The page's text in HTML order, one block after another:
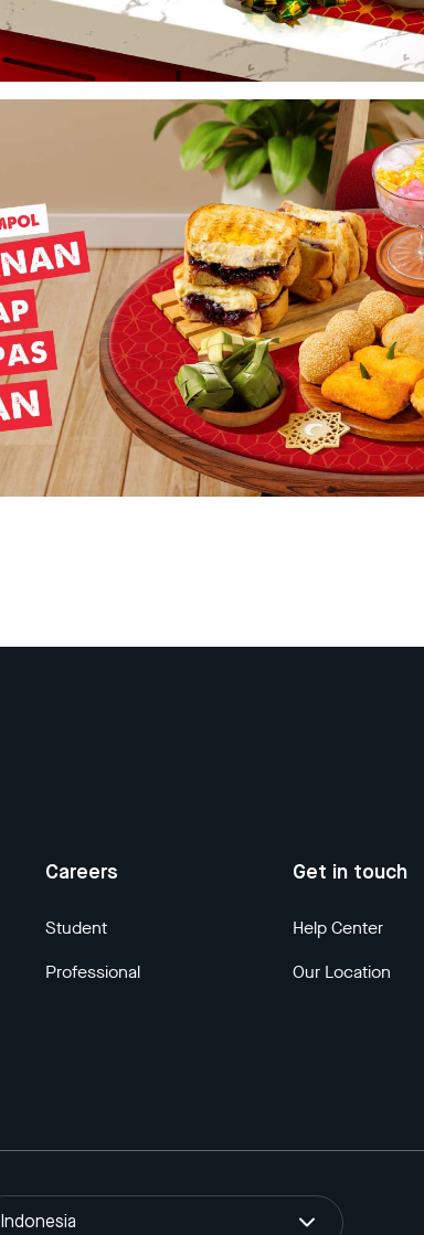
Careers
Student
Professional
Get in touch
Help Center
Our Location
Indonesia